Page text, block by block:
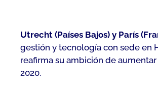
Utrecht (Países Bajos) y París
gestión y tecnología con sede en
reafirma su ambición de
2020.